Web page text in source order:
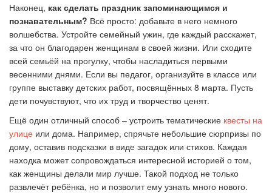
Наконец, как сделать праздник запоминающимся и
познавательным? Всё просто: добавьте в него немного
волшебства. Устройте семейный ужин, где каждый расскажет,
за что он благодарен женщинам в своей жизни. Или сходите
всей семьёй на прогулку, чтобы насладиться первыми
весенними днями. Если вы педагог, организуйте в классе или
группе выставку детских работ, посвящённых 8 марта. Пусть
дети почувствуют, что их труд и творчество ценят.
Ещё один отличный способ – устроить тематические квесты на
улице или дома. Например, спрячьте небольшие сюрпризы по
дому, оставив подсказки в виде загадок или стихов. Каждая
находка может сопровождаться интересной историей о том,
как женщины делали мир лучше. Такой подход не только
развлечёт ребёнка, но и позволит ему узнать много нового.